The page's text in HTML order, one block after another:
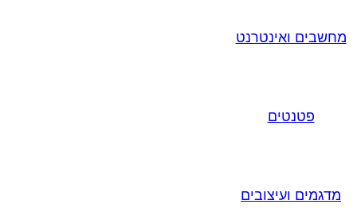
מחשבים ואינטרנט
פטנטים
מדגמים ועיצובים